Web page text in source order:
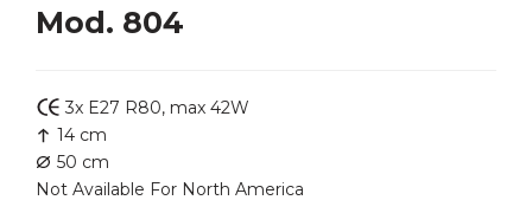
Mod. 804
3x E27 R80, max 42W
14 cm
50 cm
Not Available For North America